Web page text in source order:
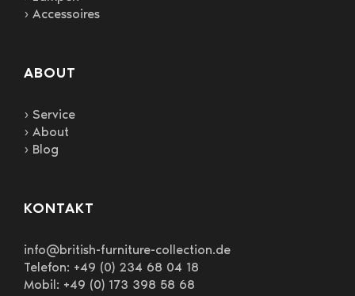
› Accessoires
ABOUT
› Service
› About
› Blog
KONTAKT
info@british-furniture-collection.de
Telefon: +49 (0) 234 68 04 18
Mobil: +49 (0) 173 398 58 68